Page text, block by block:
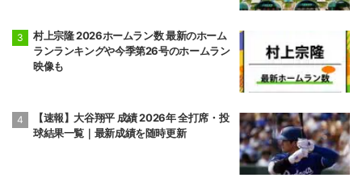
村上宗隆 2026ホームラン数 最新のホーム
ランランキングや今季第26号のホームラン
映像も
【速報】大谷翔平 成績 2026年 全打席・投
球結果一覧｜最新成績を随時更新